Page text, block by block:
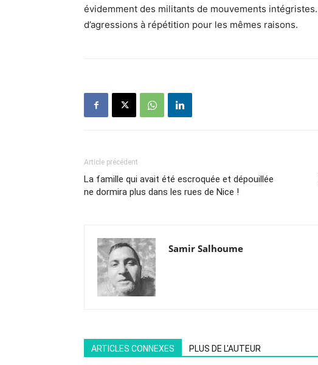
évidemment des militants de mouvements
d’agressions à répétition pour les mêmes raisons.
Article précédent
La famille qui avait été escroquée et dépouillée
ne dormira plus dans les rues de Nice !
Samir Salhoume
ARTICLES CONNEXES PLUS DE L'AUTEUR